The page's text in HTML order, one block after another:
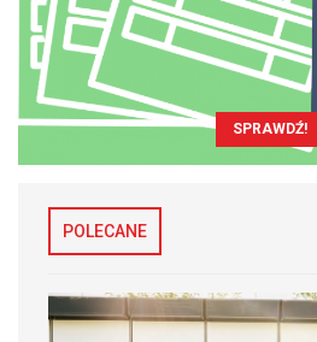
SPRAWDŹ!
POLECANE